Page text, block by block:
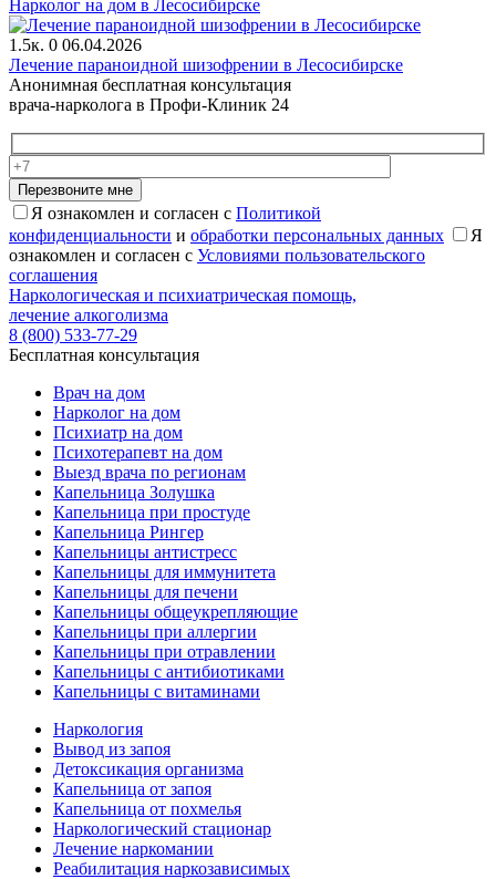
Нарколог на дом в Лесосибирске
1.5к. 0 06.04.2026
Лечение параноидной шизофрении в Лесосибирске
Анонимная бесплатная консультация
врача-нарколога в Профи-Клиник 24
Перезвоните мне
Я ознакомлен и согласен с Политикой
конфиденциальности и обработки персональных данных
Я
ознакомлен и согласен с Условиями пользовательского
соглашения
Наркологическая и психиатрическая помощь,
лечение алкоголизма
8 (800) 533-77-29
Бесплатная консультация
Врач на дом
Нарколог на дом
Психиатр на дом
Психотерапевт на дом
Выезд врача по регионам
Капельница Золушка
Капельница при простуде
Капельница Рингер
Капельницы антистресс
Капельницы для иммунитета
Капельницы для печени
Капельницы общеукрепляющие
Капельницы при аллергии
Капельницы при отравлении
Капельницы с антибиотиками
Капельницы с витаминами
Наркология
Вывод из запоя
Детоксикация организма
Капельница от запоя
Капельница от похмелья
Наркологический стационар
Лечение наркомании
Реабилитация наркозависимых